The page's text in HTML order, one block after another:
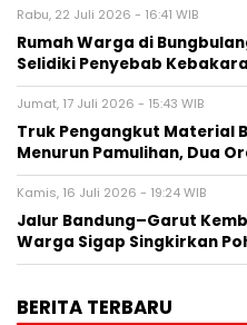
Rabu, 22 Juli 2026 - 16:41 WIB
Rumah Warga di
Selidiki Penyebab
Jumat, 17 Juli 2026 - 15:43 WIB
Truk Pengangkut Material
Menurun Pamulihan, Dua
Kamis, 16 Juli 2026 - 19:24 WIB
Jalur Bandung–Garut
Warga Sigap Singkirkan
BERITA TERBARU